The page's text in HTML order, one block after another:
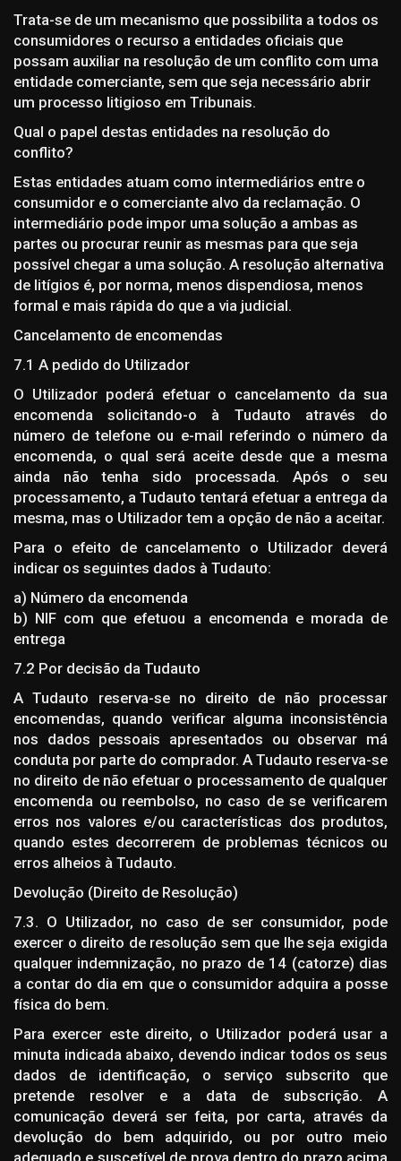
Trata-se de um mecanismo que possibilita a todos os
consumidores o recurso a entidades oficiais que
possam auxiliar na resolução de um conflito com uma
entidade comerciante, sem que seja necessário abrir
um processo litigioso em Tribunais.
Qual o papel destas entidades na resolução do
conflito?
Estas entidades atuam como intermediários entre o
consumidor e o comerciante alvo da reclamação. O
intermediário pode impor uma solução a ambas as
partes ou procurar reunir as mesmas para que seja
possível chegar a uma solução. A resolução alternativa
de litígios é, por norma, menos dispendiosa, menos
formal e mais rápida do que a via judicial.
Cancelamento de encomendas
7.1 A pedido do Utilizador
O Utilizador poderá efetuar o cancelamento da sua
encomenda solicitando-o à Tudauto através do
número de telefone ou e-mail referindo o número da
encomenda, o qual será aceite desde que a mesma
ainda não tenha sido processada. Após o seu
processamento, a Tudauto tentará efetuar a entrega da
mesma, mas o Utilizador tem a opção de não a aceitar.
Para o efeito de cancelamento o Utilizador deverá
indicar os seguintes dados à Tudauto:
a) Número da encomenda
b) NIF com que efetuou a encomenda e morada de
entrega
7.2 Por decisão da Tudauto
A Tudauto reserva-se no direito de não processar
encomendas, quando verificar alguma inconsistência
nos dados pessoais apresentados ou observar má
conduta por parte do comprador. A Tudauto reserva-se
no direito de não efetuar o processamento de qualquer
encomenda ou reembolso, no caso de se verificarem
erros nos valores e/ou características dos produtos,
quando estes decorrerem de problemas técnicos ou
erros alheios à Tudauto.
Devolução (Direito de Resolução)
7.3. O Utilizador, no caso de ser consumidor, pode
exercer o direito de resolução sem que lhe seja exigida
qualquer indemnização, no prazo de 14 (catorze) dias
a contar do dia em que o consumidor adquira a posse
física do bem.
Para exercer este direito, o Utilizador poderá usar a
minuta indicada abaixo, devendo indicar todos os seus
dados de identificação, o serviço subscrito que
pretende resolver e a data de subscrição. A
comunicação deverá ser feita, por carta, através da
devolução do bem adquirido, ou por outro meio
adequado e suscetível de prova dentro do prazo acima